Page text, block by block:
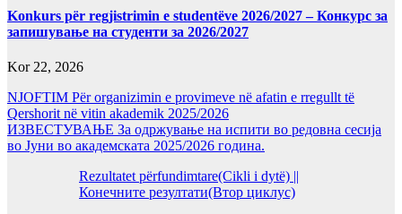
Konkurs për regjistrimin e studentëve 2026/2027 – Конкурс за
запишување на студенти за 2026/2027
Kor 22, 2026
NJOFTIM Për organizimin e provimeve në afatin e rregullt të
Qershorit në vitin akademik 2025/2026
ИЗВЕСТУВАЊЕ За одржување на испити во редовна сесија
во Јуни во академската 2025/2026 година.
Rezultatet përfundimtare(Cikli i dytë) ||
Конечните резултати(Втор циклус)